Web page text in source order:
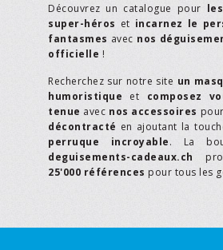
Découvrez un catalogue pour
super-héros et incarnez le
fantasmes avec nos
officielle !
Recherchez sur notre site un
humoristique et composez
tenue avec nos accessoires pour
décontracté en ajoutant la
perruque incroyable. La
deguisements-cadeaux.ch
25'000 références pour tous les